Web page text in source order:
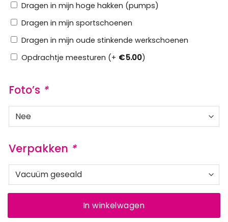
Dragen in mijn hoge hakken (pumps)
Dragen in mijn sportschoenen
Dragen in mijn oude stinkende werkschoenen
Opdrachtje meesturen (+ €5.00)
Foto’s *
Verpakken *
In winkelwagen